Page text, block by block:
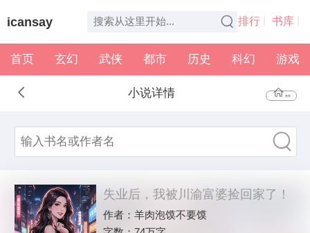
icansay 排行 书库
全本 书架
首页 玄幻 武侠 都市 历史 科幻 游戏
小说详情 首页
失业后，我被川渝富婆捡回家了！
作者：羊肉泡馍不要馍